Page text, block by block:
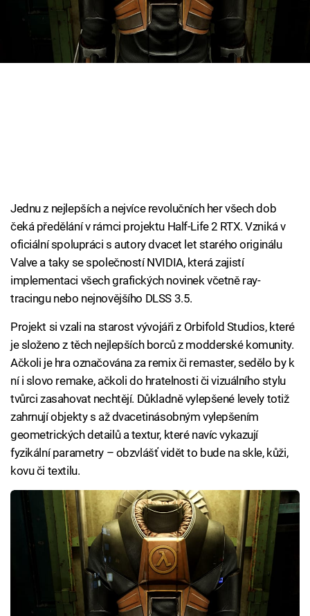
Cool Esport
Sledujte nás
Jednu z nejlepších a nejvíce revolučních her všech dob
čeká předělání v rámci projektu Half-Life 2 RTX. Vzniká v
oficiální spolupráci s autory dvacet let starého originálu
Valve a taky se společností NVIDIA, která zajistí
implementaci všech grafických novinek včetně ray-
tracingu nebo nejnovějšího DLSS 3.5.
Projekt si vzali na starost vývojáři z Orbifold Studios, které
je složeno z těch nejlepších borců z modderské komunity.
Ačkoli je hra označována za remix či remaster, sedělo by k
ní i slovo remake, ačkoli do hratelnosti či vizuálního stylu
tvůrci zasahovat nechtějí. Důkladně vylepšené levely totiž
zahrnují objekty s až dvacetinásobným vylepšením
geometrických detailů a textur, které navíc vykazují
fyzikální parametry – obzvlášť vidět to bude na skle, kůži,
kovu či textilu.